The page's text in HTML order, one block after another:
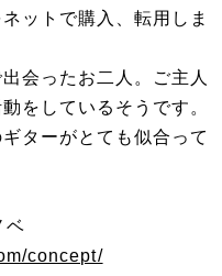
ットで購入、転用しま
会ったお二人。ご主人
をしているそうです。
ターがとても似合って
ベ
concept/